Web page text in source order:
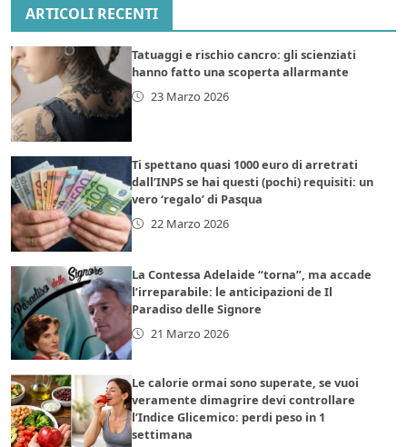
ARTICOLI RECENTI
Tatuaggi e rischio cancro: gli scienziati
hanno fatto una scoperta allarmante
23 Marzo 2026
Ti spettano quasi 1000 euro di arretrati
dall’INPS se hai questi (pochi) requisiti: un
vero ‘regalo’ di Pasqua
22 Marzo 2026
La Contessa Adelaide “torna”, ma accade
l’irreparabile: le anticipazioni de Il
Paradiso delle Signore
21 Marzo 2026
Le calorie ormai sono superate, se vuoi
veramente dimagrire devi controllare
l’Indice Glicemico: perdi peso in 1
settimana